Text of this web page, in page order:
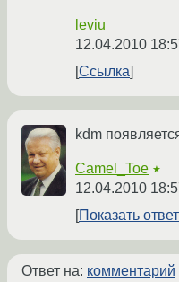
leviu
12.04.2010
Ссылка
kdm
Camel_Toe ★
12.04.2010
Показать ответ
Ответ на: комментарий